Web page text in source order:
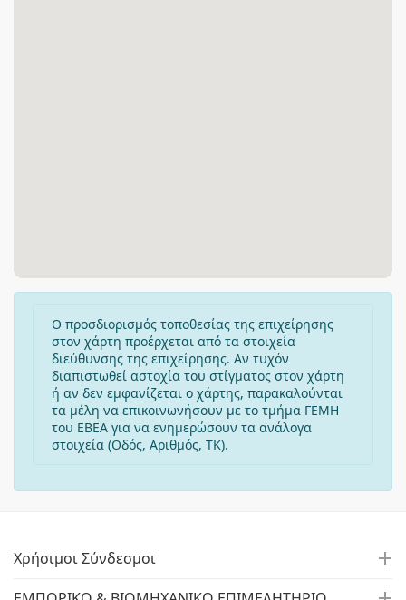
Ο προσδιορισμός τοποθεσίας της επιχείρησης
στον χάρτη προέρχεται από τα στοιχεία
διεύθυνσης της επιχείρησης. Αν τυχόν
διαπιστωθεί αστοχία του στίγματος στον χάρτη
ή αν δεν εμφανίζεται ο χάρτης, παρακαλούνται
τα μέλη να επικοινωνήσουν με το τμήμα ΓΕΜΗ
του ΕΒΕΑ για να ενημερώσουν τα ανάλογα
στοιχεία (Οδός, Αριθμός, ΤΚ).
Χρήσιμοι Σύνδεσμοι